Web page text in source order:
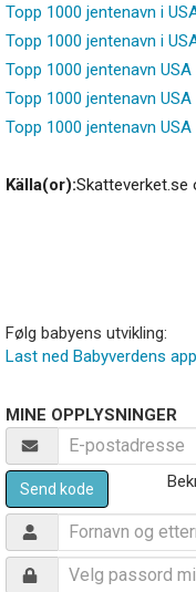
Topp 1000 jentenavn i
Topp 1000 jentenavn i
Topp 1000 jentenavn USA
Topp 1000 jentenavn USA
Topp 1000 jentenavn USA
Källa(or):Skatteverket.se
Følg babyens utvikling:
Last ned Babyverdens
MINE OPPLYSNINGER
Send kode